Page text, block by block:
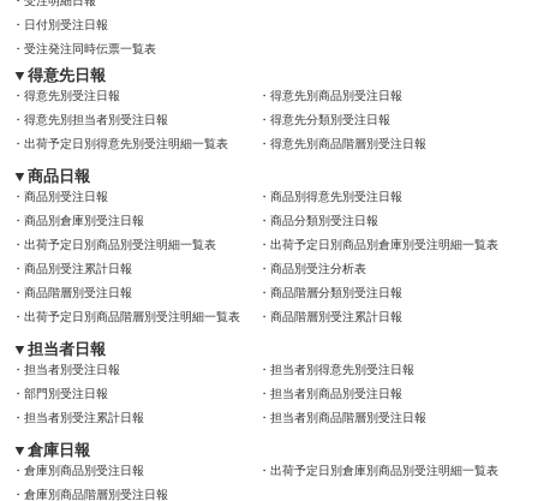
日付別受注日報
受注発注同時伝票一覧表
得意先日報
得意先別受注日報
得意先別商品別受注日報
得意先別担当者別受注日報
得意先分類別受注日報
出荷予定日別得意先別受注明細一覧表
得意先別商品階層別受注日報
商品日報
商品別受注日報
商品別得意先別受注日報
商品別倉庫別受注日報
商品分類別受注日報
出荷予定日別商品別受注明細一覧表
出荷予定日別商品別倉庫別受注明細一覧表
商品別受注累計日報
商品別受注分析表
商品階層別受注日報
商品階層分類別受注日報
出荷予定日別商品階層別受注明細一覧表
商品階層別受注累計日報
担当者日報
担当者別受注日報
担当者別得意先別受注日報
部門別受注日報
担当者別商品別受注日報
担当者別受注累計日報
担当者別商品階層別受注日報
倉庫日報
倉庫別商品別受注日報
出荷予定日別倉庫別商品別受注明細一覧表
倉庫別商品階層別受注日報